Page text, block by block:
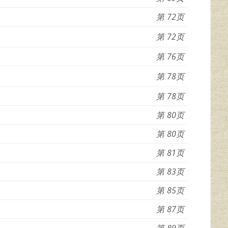
72
72
76
78
78
80
80
81
83
85
87